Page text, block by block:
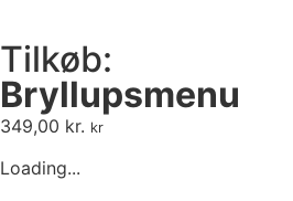
Tilkøb:
Bryllupsmenu
349,00 kr. kr
Loading...